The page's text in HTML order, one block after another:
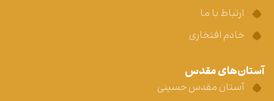
ارتباط با ما
خادم افتخاری
آستان‌های مقدس
آستان مقدس حسینی